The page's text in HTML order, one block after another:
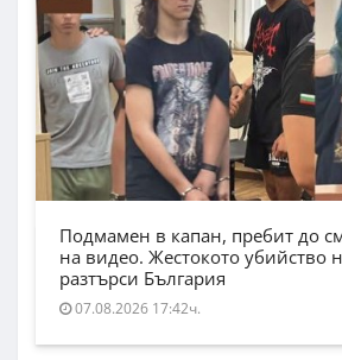
Подмамен в капан, пребит до
на видео. Жестокото убийство
разтърси България
07.08.2026 17:42ч.